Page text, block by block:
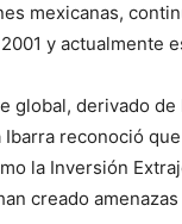
mexicanas,
y actualmente
global, derivado
reconoció
la Inversión
creado